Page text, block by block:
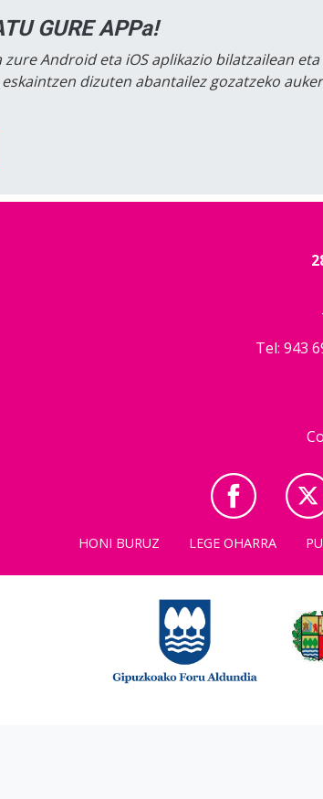
GURE APPa!
zure Android eta iOS aplikazio bilatzailean
dizuten abantailez gozatzeko
Tel: 943
HONI BURUZ LEGE OHARRA